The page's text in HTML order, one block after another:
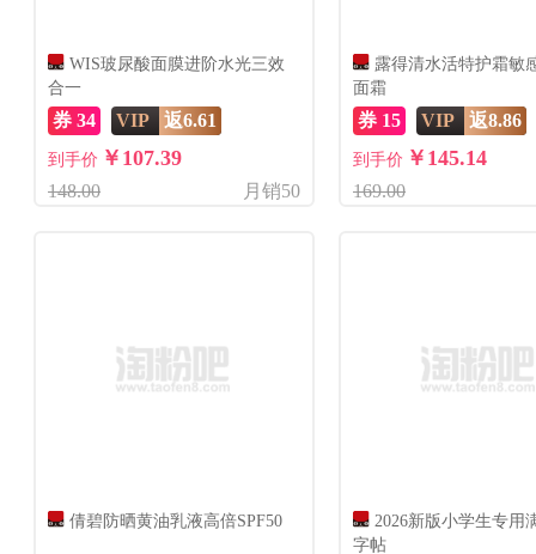
WIS玻尿酸面膜进阶水光三效
合一
券 34 VIP 返6.61
到手价 ￥107.39
148.00 月销50
露得清水活特护霜敏
面霜
券 15 VIP 返8.86
到手价 ￥145.14
169.00
倩碧防晒黄油乳液高倍SPF50
2026新版小学生专用
字帖